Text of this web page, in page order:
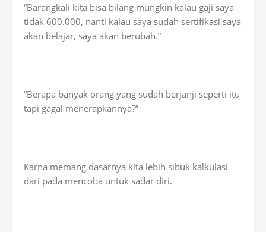
“Barangkali kita bisa bilang mungkin kalau gaji saya
tidak 600.000, nanti kalau saya sudah sertifikasi saya
akan belajar, saya akan berubah.”
“Berapa banyak orang yang sudah berjanji seperti itu
tapi gagal menerapkannya?”
Karna memang dasarnya kita lebih sibuk kalkulasi
dari pada mencoba untuk sadar diri.